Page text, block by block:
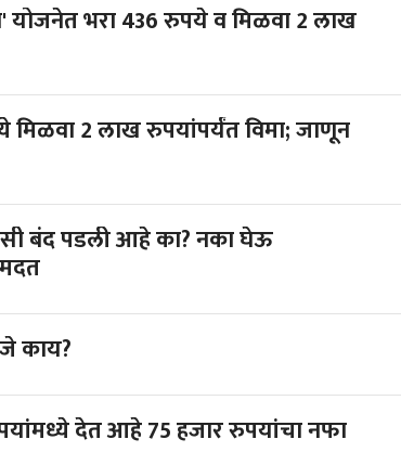
योजनेत भरा 436 रुपये व मिळवा 2 लाख
2 लाख रुपयांपर्यंत विमा; जाणून
बंद पडली आहे का? नका घेऊ
काय?
देत आहे 75 हजार रुपयांचा नफा